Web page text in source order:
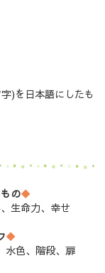
)を日本語にしたも
の◆
生命力、幸せ
◆
水色、階段、扉